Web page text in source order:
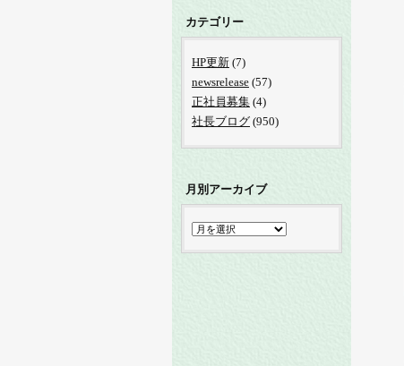
カテゴリー
HP更新 (7)
newsrelease (57)
正社員募集 (4)
社長ブログ (950)
月別アーカイブ